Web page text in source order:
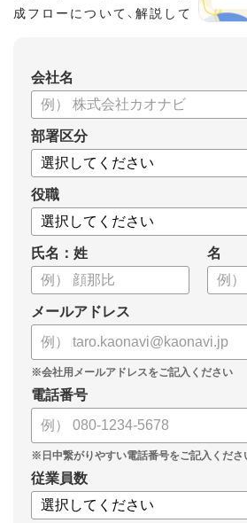
成フローについて、解説して
【資料の内容】
・そもそも「マネジメント」とは？
・身につけるべき7つのフレームワーク
・ミドルマネジメント推進上の人事課題
会社名
部署区分
役職
氏名：姓 名
メールアドレス
電話番号
従業員数